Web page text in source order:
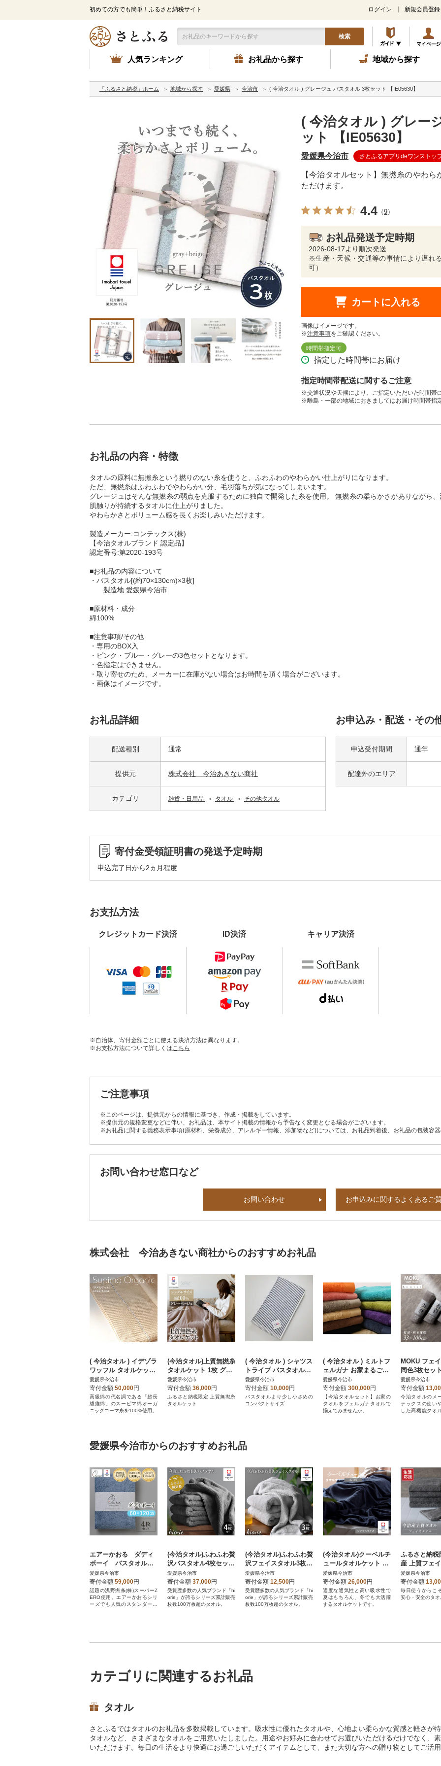
初めての方でも簡単！ふるさと納税サイト ログイン 新規会員登録
検索
人気ランキング お礼品から探す 地域から探す
「ふるさと納税」ホーム 地域から探す 愛媛県 今治市 ( 今治タオル ) グレージュ バスタオル 3枚セット 【IE05630】
( 今治タオル ) グレー
ット 【IE05630】
愛媛県今治市 さとふるアプリdeワンストッ
【今治タオルセット】無撚糸のやわ
ただけます。
4.4 （9）
お礼品発送予定時期
2026-08-17より順次発送
※生産・天候・交通等の事情により遅れ
可）
カートに入れる
画像はイメージです。
※注意事項をご確認ください。
時間帯指定可
指定した時間帯にお届け
指定時間帯配送に関するご注意
※交通状況や天候により、ご指定いただいた時間帯
※離島・一部の地域におきましてはお届け時間帯指
お礼品の内容・特徴
タオルの原料に無撚糸という撚りのない糸を使うと、ふわふわのやわらかい仕上がりになります。
ただ、無撚糸はふわふわでやわらかい分、毛羽落ちが気になってしまいます。
グレージュはそんな無撚糸の弱点を克服するために独自で開発した糸を使用。 無撚糸の柔らかさがありながら
肌触りが持続するタオルに仕上がりました。
やわらかさとボリューム感を長くお楽しみいただけます。
製造メーカー:コンテックス(株)
【今治タオルブランド 認定品】
認定番号:第2020-193号
■お礼品の内容について
・バスタオル[(約70×130cm)×3枚]
製造地:愛媛県今治市
■原材料・成分
綿100%
■注意事項/その他
・専用のBOX入
・ピンク・ブルー・グレーの3色セットとなります。
・色指定はできません。
・取り寄せのため、メーカーに在庫がない場合はお時間を頂く場合がございます。
・画像はイメージです。
お礼品詳細
配送種別 通常
提供元 株式会社 今治あきない商社
カテゴリ 雑貨・日用品 タオル その他タオル
お申込み・配送・その
申込受付期間 通年
配達外のエリア
寄付金受領証明書の発送予定時期
申込完了日から2ヵ月程度
お支払方法
クレジットカード決済 ID決済 キャリア決済
※自治体、寄付金額ごとに使える決済方法は異なります。
※お支払方法について詳しくはこちら
ご注意事項
※このページは、提供元からの情報に基づき、作成・掲載をしています。
※提供元の規格変更などに伴い、お礼品は、本サイト掲載の情報から予告なく変更となる場合がございます。
※お礼品に関する義務表示事項(原材料、栄養成分、アレルギー情報、添加物など)については、お礼品到着後、お礼品の包装容
お問い合わせ窓口など
お問い合わせ お申込みに関するよくあるご
株式会社 今治あきない商社からのおすすめお礼品
( 今治タオル ) イデゾラ
ワッフル タオルケット
【IE05110】
愛媛県今治市
寄付金額 50,000円
高級綿の代名詞である「超長
繊維綿」のスーピマ綿オーガ
ニックコーマ糸を100%使用。
(今治タオル)上質無撚糸
タオルケット 1枚 グレ
ーベージュ【I004500K
T1GYBE】
愛媛県今治市
寄付金額 36,000円
ふるさと納税限定 上質無撚糸
タオルケット
( 今治タオル ) シャツス
トライプ バスタオル
【IB05180】
愛媛県今治市
寄付金額 10,000円
バスタオルより少し小さめの
コンパクトサイズ
( 今治タオル ) ミルトフ
ェルガナ お家まるごと
セット 色おまかせ 1セ
ット 【IM05040】
愛媛県今治市
寄付金額 300,000円
【今治タオルセット】お家の
タオルをフェルガナタオルで
揃えてみませんか。
MOKU フェ
同色3枚セッ
テックス
愛媛県今治市
寄付金額
今治タオルのメ
テックスの使い
した高機能タオ
愛媛県今治市からのおすすめお礼品
エアーかおる ダディ
ボーイ バスタオル 4
枚 マウンテンブルー
【I002240BT4MB】
愛媛県今治市
寄付金額 59,000円
話題の浅野撚糸(株)スーパーZ
ERO使用。エアーかおるシリ
ーズでも人気のスタンダード
(今治タオル)ふわふわ贅
沢バスタオル4枚セット
チャコール ヒオリエ[I0
01130BT4CGY]
愛媛県今治市
寄付金額 37,000円
受賞歴多数の人気ブランド「hi
orie」が誇るシリーズ累計販売
枚数100万枚超のタオル。
(今治タオル)ふわふわ贅
沢フェイスタオル3枚セ
ット＜ミストグレー＞
ヒオリエ[I001160MGY]
愛媛県今治市
寄付金額 12,500円
受賞歴多数の人気ブランド「hi
orie」が誇るシリーズ累計販売
枚数100万枚超のタオル。
(今治タオル)クーベルチ
ュールタオルケット Re
lax(インディゴブルー)
【I003480INB】
愛媛県今治市
寄付金額 26,000円
適度な通気性と高い吸水性で
夏はもちろん、冬でも大活躍
するタオルケットです。
ふるさと納税
産 上質フェ
5枚セット(グ
3510FT5GY】
愛媛県今治市
寄付金額
毎日使うからこ
安心・安全のタオ
カテゴリに関連するお礼品
タオル
さとふるではタオルのお礼品を多数掲載しています。吸水性に優れたタオルや、心地よい柔らかな質感と軽さが
タオルなど、さまざまなタオルをご用意いたしました。用途やお好みに合わせてお選びいただけるだけでなく、
いただけます。毎日の生活をより快適にお過ごしいただくアイテムとして、また大切な方への贈り物としてご活